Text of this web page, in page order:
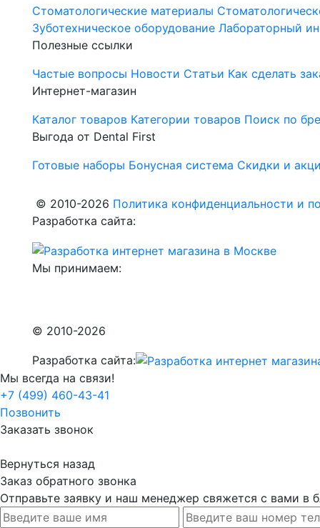
Стоматологические материалы
Зуботехническое оборудование Лабораторный
Полезные ссылки
Частые вопросы Новости Статьи Как сделать
Интернет-магазин
Каталог товаров Категории товаров Поиск по
Выгода от Dental First
Готовые наборы Бонусная система Скидки и
© 2010-2026 Политика конфиденциальности и
Разработка сайта:
Мы принимаем:
© 2010-2026
Разработка сайта:
Мы всегда на связи!
+7 (499) 460-43-41
Позвонить
Заказать звонок
Вернуться назад
Заказ обратного звонка
Отправьте заявку и наш менеджер свяжется с вами в